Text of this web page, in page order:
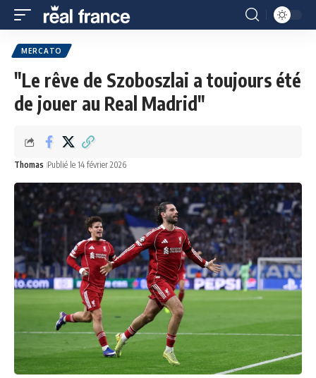
MERCATO
"Le rêve de Szoboszlai a toujours été
de jouer au Real Madrid"
Thomas Publié le 14 février 2026